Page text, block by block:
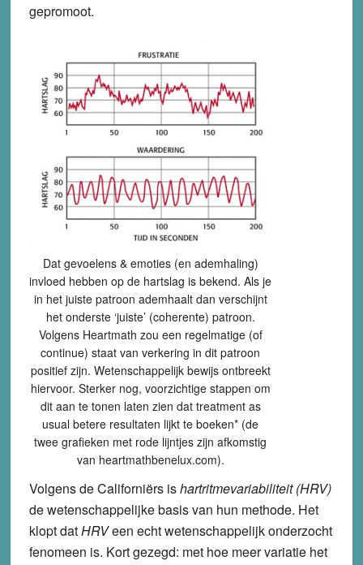
gepromoot.
Dat gevoelens & emoties (en ademhaling)
invloed hebben op de hartslag is bekend. Als je
in het juiste patroon ademhaalt dan verschijnt
het onderste ‘juiste’ (coherente) patroon.
Volgens Heartmath zou een regelmatige (of
continue) staat van verkering in dit patroon
positief zijn. Wetenschappelijk bewijs ontbreekt
hiervoor. Sterker nog, voorzichtige stappen om
dit aan te tonen laten zien dat treatment as
usual betere resultaten lijkt te boeken* (de
twee grafieken met rode lijntjes zijn afkomstig
van heartmathbenelux.com).
Volgens de Californiërs ishartritmevariabiliteit (HRV)
de wetenschappelijke basis van hun methode. Het
klopt datHRVeen echt wetenschappelijk onderzocht
fenomeen is. Kort gezegd: met hoe meer variatie het